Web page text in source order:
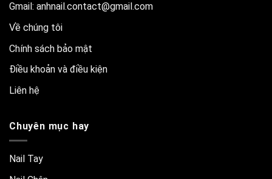
Gmail: anhnail.contact@gmail.com
Về chúng tôi
Chính sách bảo mật
Điều khoản và điều kiện
Liên hệ
Chuyên mục hay
Nail Tay